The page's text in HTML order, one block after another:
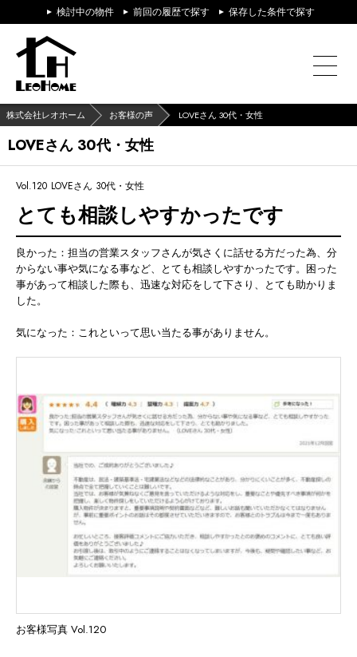
検討中の物件 前回の履歴で探す 保存した条件で探す
株式会社レオホーム お客様の声 LOVEさん 30代・女性
LOVEさん 30代・女性
Vol.120 LOVEさん 30代・女性
とても相談しやすかったです
良かった：担当の営業スタッフさんが気さくに話せる方だった為、分
からない事や気になる事など、とても相談しやすかったです。困った
事があって相談した際も、迅速な対応をして下さり、とても助かりま
した。
気になった：これといって思い当たる事がありません。
お客様写真 Vol.120